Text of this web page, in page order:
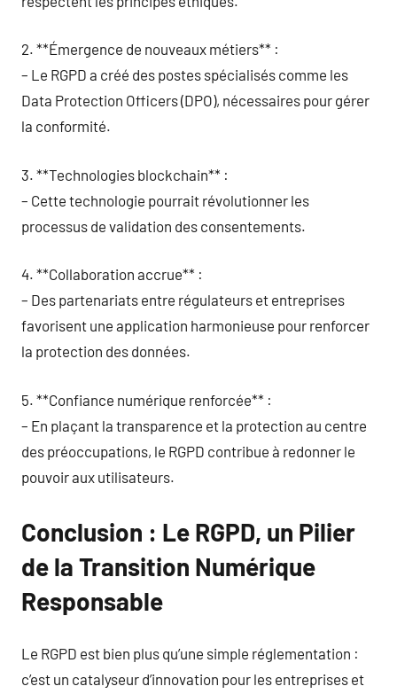
2. **Émergence de nouveaux métiers** :
– Le RGPD a créé des postes spécialisés comme les
Data Protection Officers (DPO), nécessaires pour gérer
la conformité.
3. **Technologies blockchain** :
– Cette technologie pourrait révolutionner les
processus de validation des consentements.
4. **Collaboration accrue** :
– Des partenariats entre régulateurs et entreprises
favorisent une application harmonieuse pour renforcer
la protection des données.
5. **Confiance numérique renforcée** :
– En plaçant la transparence et la protection au centre
des préoccupations, le RGPD contribue à redonner le
pouvoir aux utilisateurs.
Conclusion : Le RGPD, un Pilier
de la Transition Numérique
Responsable
Le RGPD est bien plus qu’une simple réglementation :
c’est un catalyseur d’innovation pour les entreprises et